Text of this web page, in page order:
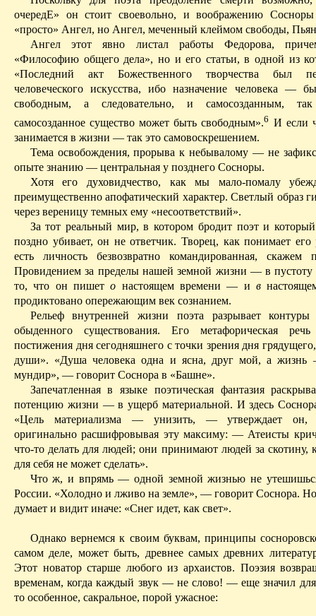
очередЕ» он стоит своевольно, и воображению Сосноры
«просто» Ангел, но Ангел, меченный клеймом свободы,
Ангел этот явно листал работы Федорова,
«Философию общего дела», но и его статьи, в одной из
«Последний акт Божественного творчества был
человеческого искусства, ибо назначение человека —
свободным, а следовательно, и самосозданным,
самосозданное существо может быть свободным».6 И если
занимается в жизни — так это самовоскрешением.
Тема освобождения, прорыва к небывалому — не
опыте знанию — центральная у позднего Сосноры.
Хотя его духовидчество, как мы мало-помалу
преимущественно апофатический характер. Светлый образ
через вереницу темных ему «несоответствий».
За тот реальный мир, в котором бродит поэт и
поздно убивает, он не ответчик. Творец, как понимает его
есть личность безвозвратно командированная, скажем
Провидением за пределы нашей земной жизни — в пустоту
то, что он пишето настоящем времени — ив
продиктовано опережающим век сознанием.
Рельеф внутренней жизни поэта разрывает контуры
обыденного существования. Его метафорическая
постижения дня сегодняшнего с точки зрения дня
души». «Душа человека одна и ясна, друг мой, а
мундир», — говорит Соснора в «Башне».
Запечатленная в языке поэтическая фантазия
потенцию жизни — в ущерб материальной. И здесь
«Цель материализма — унизить, — утверждает он,
оригинально расшифровывая эту максиму: — Атеисты
что-то делать для людей; они принимают людей за скотину,
для себя не может сделать».
Что ж, и впрямь — одной земной жизнью не
России. «Холодно и лживо на земле», — говорит Соснора.
думает и видит иначе: «Снег идет, как свет».
Однако вернемся к своим буквам, принципы
самом деле, может быть, древнее самых древних
Этот новатор старше любого из архаистов. Поэзия
временам, когда каждый звук — не слово! — еще значил для
то особенное, сакральное, порой ужасное: